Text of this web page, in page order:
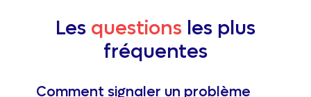
Les questions les plus
fréquentes
Comment signaler un problème